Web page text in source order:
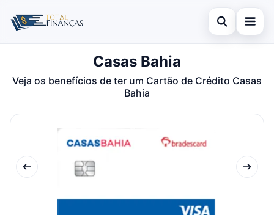
Abrir busca
Cartão de Crédito
Empréstimo
Legal
Buscar no site
Pressione Enter para buscar ou ESC para fechar.
Casas Bahia
Veja os benefícios de ter um Cartão de Crédito Casas
Bahia